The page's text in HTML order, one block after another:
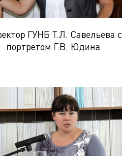
ГУНБ Т.Л. Савельева с
портретом Г.В. Юдина